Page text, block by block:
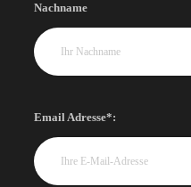
Nachname
Email Adresse*: